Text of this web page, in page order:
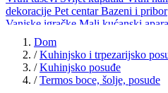
dekoracije Pet centarBazeni i pribor
Vanjske igračke Mali kućanski
Vrtni tuševi
dekoracijePet centar Bazeni i pribor
Dom
/ Kuhinjsko i trpezarijsko
/ Kuhinjsko posuđe
/ Termos boce, šolje, posude